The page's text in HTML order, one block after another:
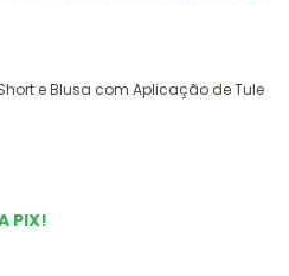
e Blusa com Aplicação de Tule
PIX!